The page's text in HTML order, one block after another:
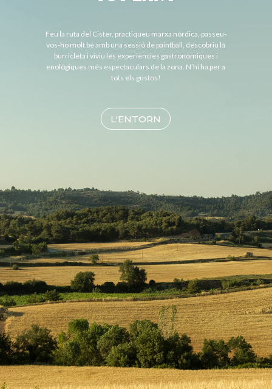
Feu la ruta del Cister, practiqueu marxa nòrdica, passeu-
vos-ho molt bé amb una sessió de paintball, descobriu la
burricleta i viviu les experiències gastronòmiques i
enològiques més espectaculars de la zona. N’hi ha per a
tots els gustos!
L'ENTORN